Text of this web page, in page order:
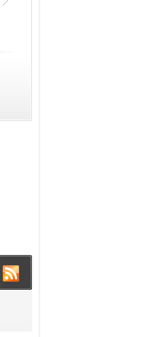
Teşrik tekbiri nedir? Ne anlama gelir?